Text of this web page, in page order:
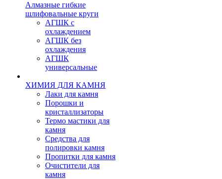
Алмазные гибкие
шлифовальные круги
АГШК с
охлаждением
АГШК без
охлаждения
АГШК
универсальные
ХИМИЯ ДЛЯ КАМНЯ
Лаки для камня
Порошки и
кристаллизаторы
Термо мастики для
камня
Средства для
полировки камня
Пропитки для камня
Очистители для
камня